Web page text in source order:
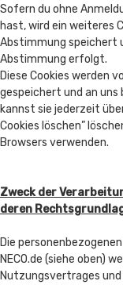
Sofern du ohne
hast, wird ein weiteres
Abstimmung speichert
Abstimmung erfolgt.
Diese Cookies werden
gespeichert und an
kannst sie jederzeit
Cookies löschen”
Browsers verwenden.
Zweck der
deren
Die
NECO.de (siehe oben)
Nutzungsvertrages